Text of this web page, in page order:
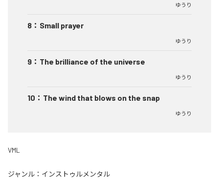
ゆうり
8 ： Small prayer
ゆうり
9 ： The brilliance of the universe
ゆうり
10 ： The wind that blows on the snap
ゆうり
VML
ジャンル： インストゥルメンタル